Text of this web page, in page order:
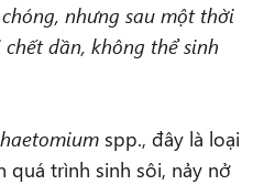
nhưng sau một thời
dần, không thể sinh
spp., đây là loại
quá trình sinh sôi, nảy nở